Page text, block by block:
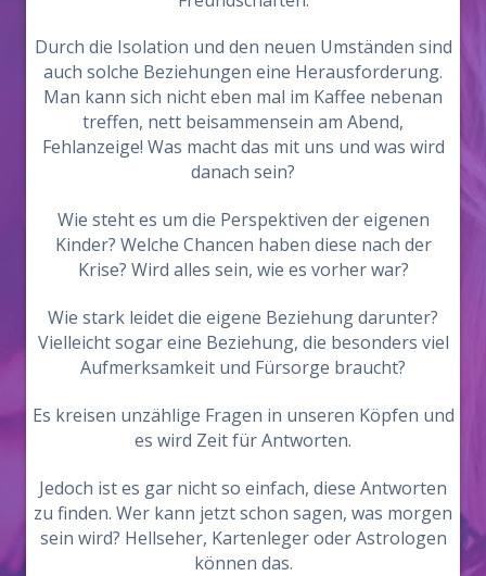
Durch die Isolation und den neuen Umständen sind
auch solche Beziehungen eine Herausforderung.
Man kann sich nicht eben mal im Kaffee nebenan
treffen, nett beisammensein am Abend,
Fehlanzeige! Was macht das mit uns und was wird
danach sein?
Wie steht es um die Perspektiven der eigenen
Kinder? Welche Chancen haben diese nach der
Krise? Wird alles sein, wie es vorher war?
Wie stark leidet die eigene Beziehung darunter?
Vielleicht sogar eine Beziehung, die besonders viel
Aufmerksamkeit und Fürsorge braucht?
Es kreisen unzählige Fragen in unseren Köpfen und
es wird Zeit für Antworten.
Jedoch ist es gar nicht so einfach, diese Antworten
zu finden. Wer kann jetzt schon sagen, was morgen
sein wird? Hellseher, Kartenleger oder Astrologen
können das.